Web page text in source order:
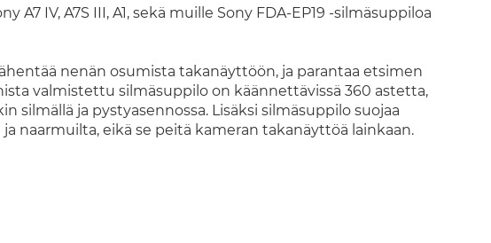
A7 IV, A7S III, A1, sekä muille Sony FDA-EP19 -silmäsuppiloa
nenän osumista takanäyttöön, ja parantaa etsimen
valmistettu silmäsuppilo on käännettävissä 360 astetta,
silmällä ja pystyasennossa. Lisäksi silmäsuppilo suojaa
naarmuilta, eikä se peitä kameran takanäyttöä lainkaan.